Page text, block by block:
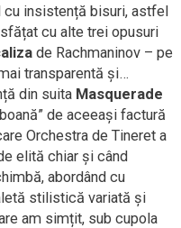
cu insistență bisuri, astfel
cu alte trei opusuri
de Rachmaninov – pe
transparentă și…
din suita Masquerade
de aceeași factură
Orchestra de Tineret a
elită chiar și când
abordând cu
stilistică variată și
am simțit, sub cupola